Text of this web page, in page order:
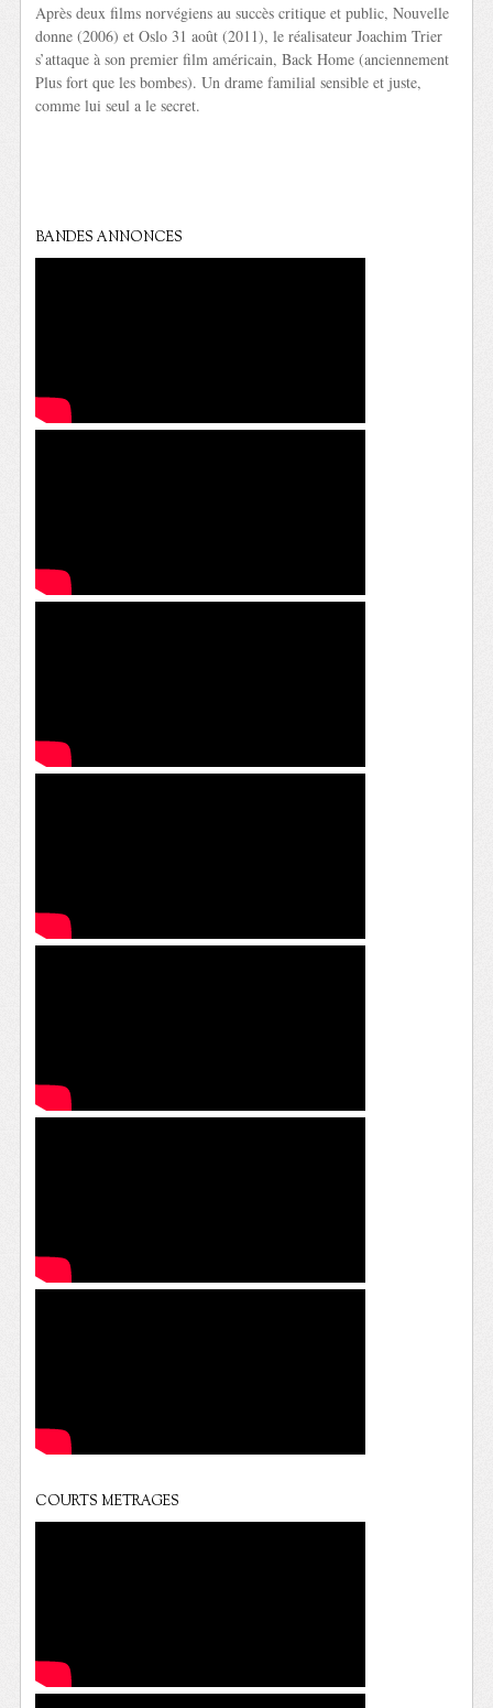
Après deux films norvégiens au succès critique et public, Nouvelle
donne (2006) et Oslo 31 août (2011), le réalisateur Joachim Trier
s’attaque à son premier film américain, Back Home (anciennement
Plus fort que les bombes). Un drame familial sensible et juste,
comme lui seul a le secret.
BANDES ANNONCES
COURTS METRAGES